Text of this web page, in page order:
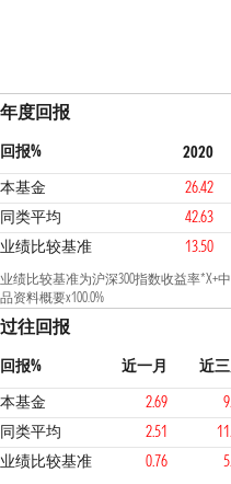
年度回报
回报% 2020
本基金
26.42
同类平均
42.63
业绩比较基准
13.50
业绩比较基准为沪深300指数收益率*X+
品资料概要x100.0%
过往回报
回报% 近一月 近
本基金
2.69
同类平均
2.51
业绩比较基准
0.76